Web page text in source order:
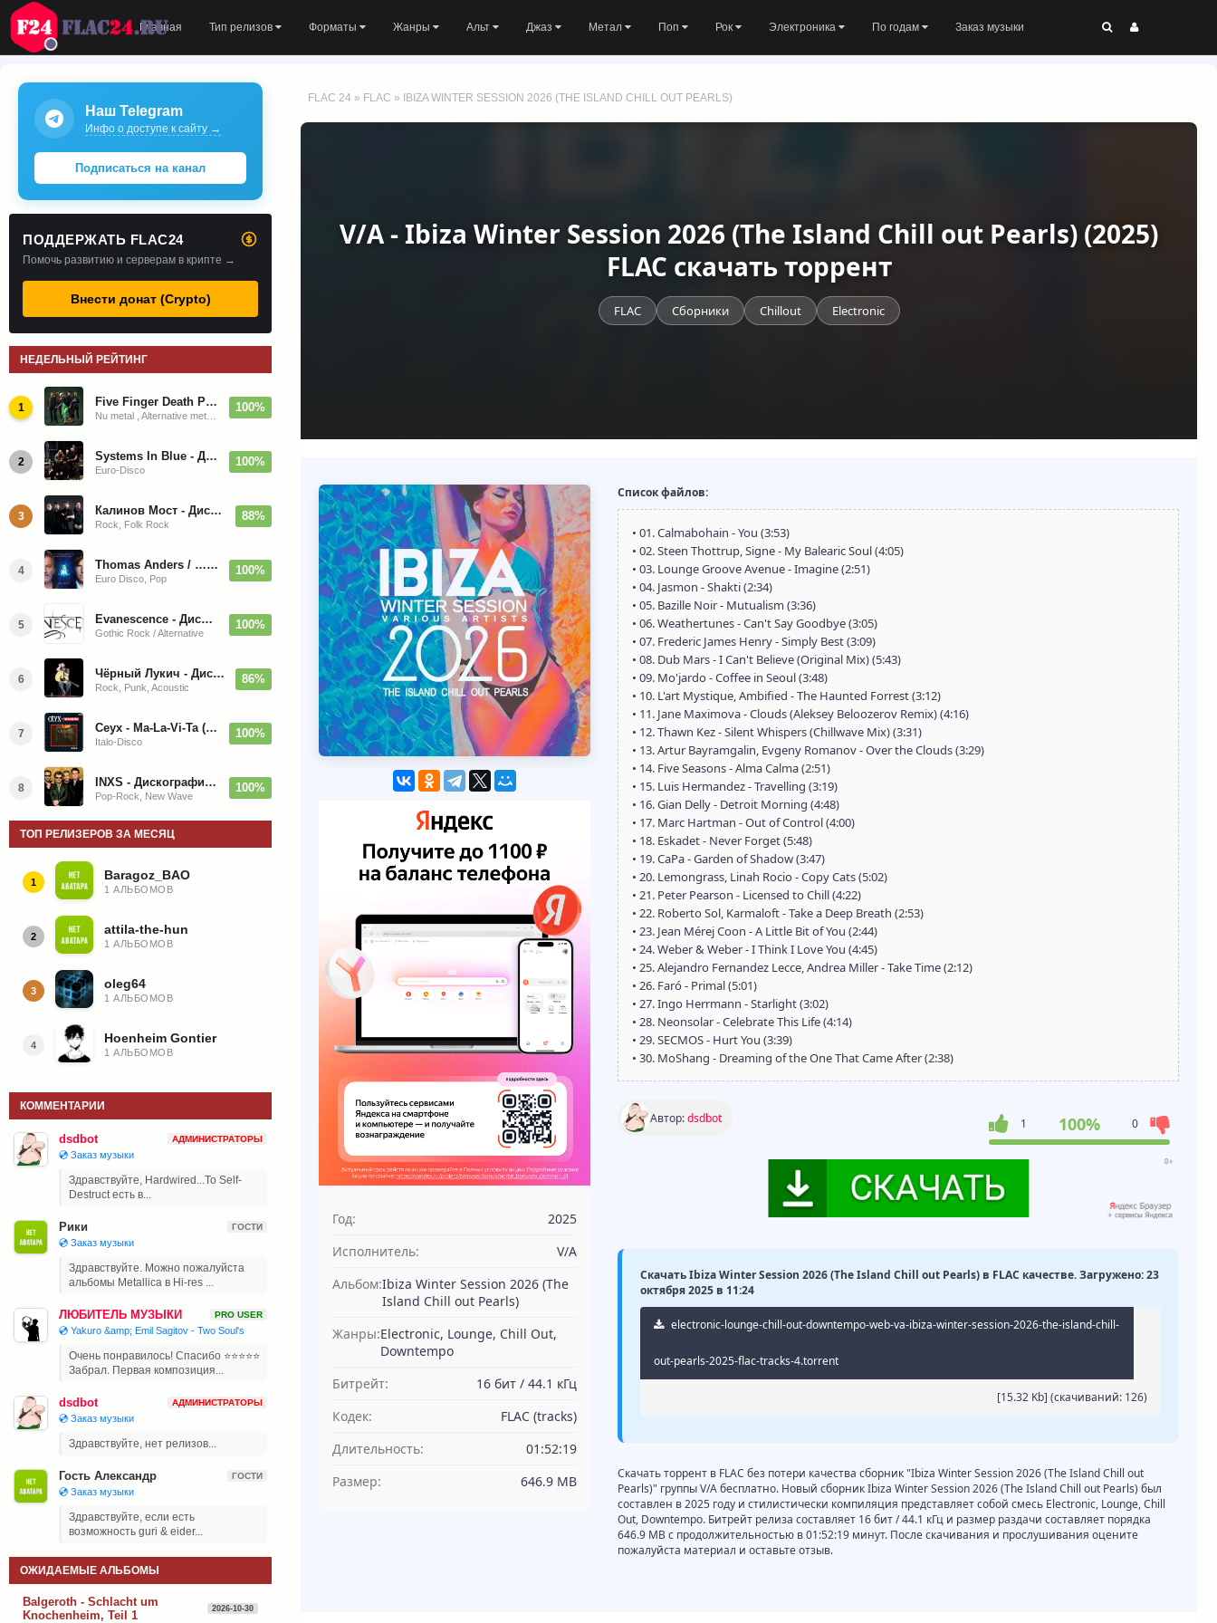
Главная Тип релизов Форматы Жанры Альт Джаз Метал Поп Рок Электроника По годам Заказ музыки
FLAC 24 » FLAC » IBIZA WINTER SESSION 2026 (THE ISLAND CHILL OUT PEARLS)
V/A - Ibiza Winter Session 2026 (The Island Chill out Pearls) (2025)
FLAC скачать торрент
FLAC Сборники Chillout Electronic
Год:
2025
Исполнитель:
V/A
Альбом:Ibiza Winter Session 2026 (The
Island Chill out Pearls)
Жанры:Electronic, Lounge, Chill Out,
Downtempo
Битрейт:
16 бит / 44.1 кГц
Кодек:
FLAC (tracks)
Длительность:
01:52:19
Размер:
646.9 MB
Список файлов:
• 01. Calmabohain - You (3:53)
• 02. Steen Thottrup, Signe - My Balearic Soul (4:05)
• 03. Lounge Groove Avenue - Imagine (2:51)
• 04. Jasmon - Shakti (2:34)
• 05. Bazille Noir - Mutualism (3:36)
• 06. Weathertunes - Can't Say Goodbye (3:05)
• 07. Frederic James Henry - Simply Best (3:09)
• 08. Dub Mars - I Can't Believe (Original Mix) (5:43)
• 09. Mo'jardo - Coffee in Seoul (3:48)
• 10. L'art Mystique, Ambified - The Haunted Forrest (3:12)
• 11. Jane Maximova - Clouds (Aleksey Beloozerov Remix) (4:16)
• 12. Thawn Kez - Silent Whispers (Chillwave Mix) (3:31)
• 13. Artur Bayramgalin, Evgeny Romanov - Over the Clouds (3:29)
• 14. Five Seasons - Alma Calma (2:51)
• 15. Luis Hermandez - Travelling (3:19)
• 16. Gian Delly - Detroit Morning (4:48)
• 17. Marc Hartman - Out of Control (4:00)
• 18. Eskadet - Never Forget (5:48)
• 19. CaPa - Garden of Shadow (3:47)
• 20. Lemongrass, Linah Rocio - Copy Cats (5:02)
• 21. Peter Pearson - Licensed to Chill (4:22)
• 22. Roberto Sol, Karmaloft - Take a Deep Breath (2:53)
• 23. Jean Mérej Coon - A Little Bit of You (2:44)
• 24. Weber & Weber - I Think I Love You (4:45)
• 25. Alejandro Fernandez Lecce, Andrea Miller - Take Time (2:12)
• 26. Faró - Primal (5:01)
• 27. Ingo Herrmann - Starlight (3:02)
• 28. Neonsolar - Celebrate This Life (4:14)
• 29. SECMOS - Hurt You (3:39)
• 30. MoShang - Dreaming of the One That Came After (2:38)
Автор:dsdbot 1 100% 0
Скачать Ibiza Winter Session 2026 (The Island Chill out Pearls) в FLAC качестве. Загружено: 23
октября 2025 в 11:24
electronic-lounge-chill-out-downtempo-web-va-ibiza-winter-session-2026-the-island-chill-
out-pearls-2025-flac-tracks-4.torrent
[15.32 Kb] (cкачиваний: 126)
Скачать торрент в FLAC без потери качества сборник "Ibiza Winter Session 2026 (The Island Chill out
Pearls)" группы V/A бесплатно. Новый сборник Ibiza Winter Session 2026 (The Island Chill out Pearls) был
составлен в 2025 году и стилистически компиляция представляет собой смесь Electronic, Lounge, Chill
Out, Downtempo. Битрейт релиза составляет 16 бит / 44.1 кГц и размер раздачи составляет порядка
646.9 MB с продолжительностью в 01:52:19 минут. После скачивания и прослушивания оцените
пожалуйста материал и оставьте отзыв.
Наш Telegram
Инфо о доступе к сайту →
Подписаться на канал
ПОДДЕРЖАТЬ FLAC24
Помочь развитию и серверам в крипте →
Внести донат (Crypto)
НЕДЕЛЬНЫЙ РЕЙТИНГ
1 Five Finger Death Punch - Дискография (2008-2026) 100%
2 Systems In Blue - Дискография (2020-2026)
Euro-Disco
100%
3 Калинов Мост - Дискография (1986-2026)
Rock, Folk Rock
88%
4 Thomas Anders / … Sings Modern Talking: The Best hi-res
Euro Disco, Pop
100%
5 Evanescence - Дискография (1998-2026)
Gothic Rock / Alternative
100%
6 Чёрный Лукич - Дискография (1987-2014)
Rock, Punk, Acoustic
86%
7 Ceyx - Ma-La-Vi-Ta (12'' Maxi-Single)
Italo-Disco
100%
8 INXS - Дискография (1981-2004)
Pop-Rock, New Wave
100%
ТОП РЕЛИЗЕРОВ ЗА МЕСЯЦ
1 Baragoz_BAO
1 АЛЬБОМОВ
2 attila-the-hun
1 АЛЬБОМОВ
3 oleg64
1 АЛЬБОМОВ
4 Hoenheim Gontier
1 АЛЬБОМОВ
КОММЕНТАРИИ
dsdbot АДМИНИСТРАТОРЫ
💿 Заказ музыки
Здравствуйте, Hardwired...To Self-
Destruct есть в...
Рики ГОСТИ
💿 Заказ музыки
Здравствуйте. Можно пожалуйста
альбомы Metallica в Hi-res ...
ЛЮБИТЕЛЬ МУЗЫКИ PRO USER
💿 Yakuro &amp; Emil Sagitov - Two Soul's
Очень понравилось! Спасибо ⭐⭐⭐⭐⭐
Забрал. Первая композиция...
dsdbot АДМИНИСТРАТОРЫ
💿 Заказ музыки
Здравствуйте, нет релизов...
Гость Александр ГОСТИ
💿 Заказ музыки
Здравствуйте, если есть
возможность guri & eider...
ОЖИДАЕМЫЕ АЛЬБОМЫ
Balgeroth - Schlacht um
Knochenheim, Teil 1
2026-10-30